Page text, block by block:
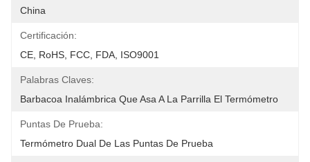
China
Certificación:
CE, RoHS, FCC, FDA, ISO9001
Palabras Claves:
Barbacoa Inalámbrica Que Asa A La Parrilla El Termómetro
Puntas De Prueba:
Termómetro Dual De Las Puntas De Prueba